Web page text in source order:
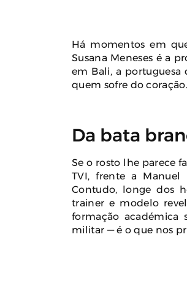
Há momentos em
Susana Meneses é a
em Bali, a portuguesa
quem sofre do coração.
Da bata
Se o rosto lhe parece
TVI, frente a Manuel
Contudo, longe dos
trainer e modelo
formação académica
militar — é o que nos